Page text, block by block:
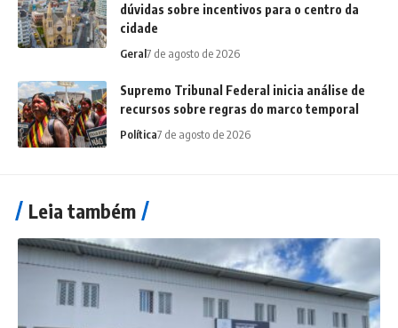
dúvidas sobre incentivos para o centro da
cidade
Geral7 de agosto de 2026
Supremo Tribunal Federal inicia análise de
recursos sobre regras do marco temporal
Política7 de agosto de 2026
Leia também